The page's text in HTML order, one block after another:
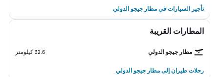
تأجير السيارات في مطار جيجو الدولي
المطارات القريبة
مطار جيجو الدولي 32.6 كيلومتر
رحلات طيران إلى مطار جيجو الدولي